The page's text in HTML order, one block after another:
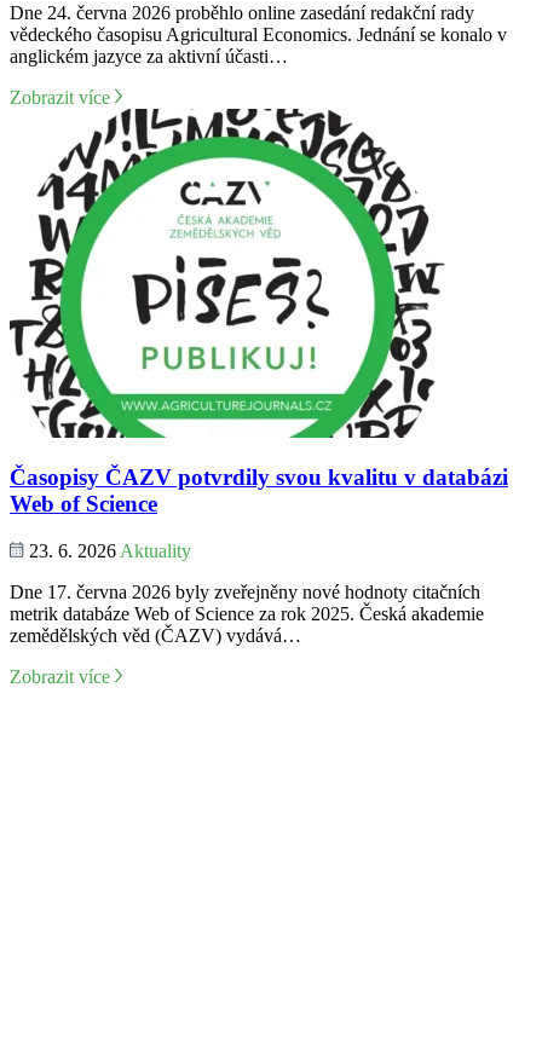
Dne 24. června 2026 proběhlo online zasedání redakční rady
vědeckého časopisu Agricultural Economics. Jednání se konalo v
anglickém jazyce za aktivní účasti…
Zobrazit více
Časopisy ČAZV potvrdily svou kvalitu v databázi
Web of Science
23. 6. 2026 Aktuality
Dne 17. června 2026 byly zveřejněny nové hodnoty citačních
metrik databáze Web of Science za rok 2025. Česká akademie
zemědělských věd (ČAZV) vydává…
Zobrazit více